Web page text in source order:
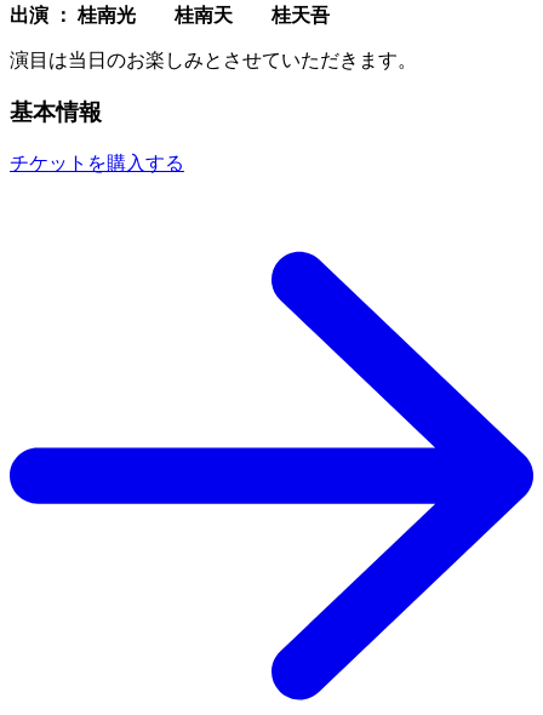
出演 ： 桂南光 桂南天 桂天吾
演目は当日のお楽しみとさせていただきます。
基本情報
チケットを購入する